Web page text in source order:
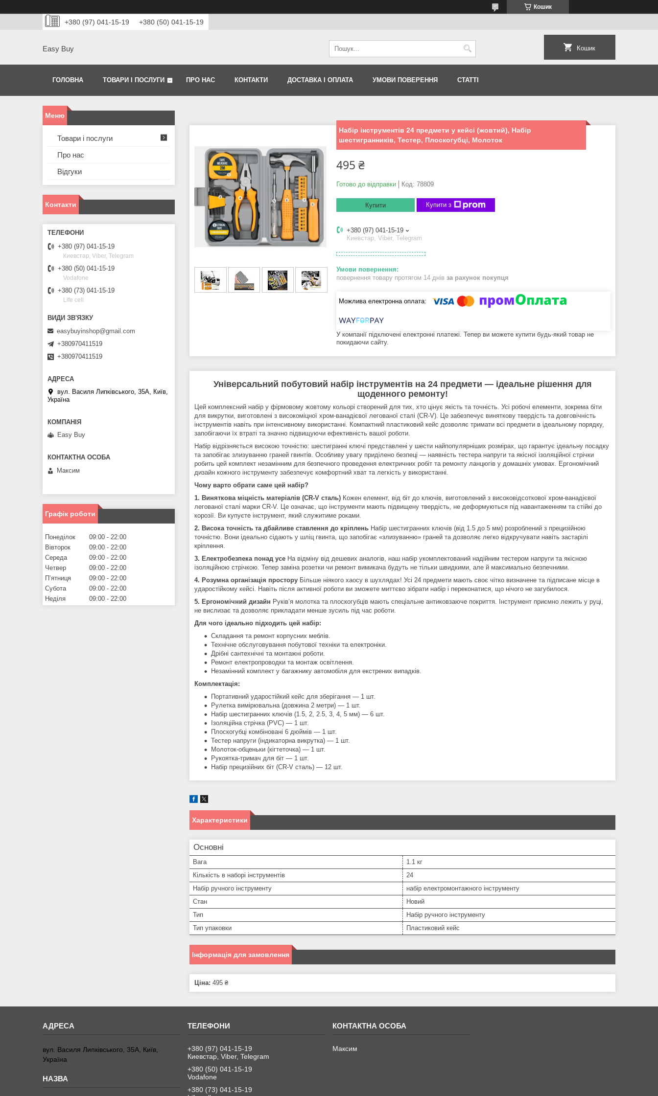
Кошик
+380 (97) 041-15-19 +380 (50) 041-15-19
Easy Buy Кошик
ГОЛОВНА ТОВАРИ І ПОСЛУГИ ПРО НАС КОНТАКТИ ДОСТАВКА І ОПЛАТА УМОВИ ПОВЕРЕННЯ СТАТТІ
Набір інструментів 24 предмети у кейсі (жовтий), Набір
шестигранників, Тестер, Плоскогубці, Молоток
495 ₴
Готово до відправки Код: 78809
Купити Купити з
+380 (97) 041-15-19
Киевстар, Viber, Telegram
повернення товару протягом 14 днів за рахунок покупця
У компанії підключені електронні платежі. Тепер ви можете купити будь-який товар не
покидаючи сайту.
Універсальний побутовий набір інструментів на 24 предмети — ідеальне рішення для
щоденного ремонту!
Цей комплексний набір у фірмовому жовтому кольорі створений для тих, хто цінує якість та точність. Усі робочі елементи, зокрема біти
для викрутки, виготовлені з високоміцної хром-ванадієвої легованої сталі (CR-V). Це забезпечує виняткову твердість та довговічність
інструментів навіть при інтенсивному використанні. Компактний пластиковий кейс дозволяє тримати всі предмети в ідеальному порядку,
запобігаючи їх втраті та значно підвищуючи ефективність вашої роботи.
Набір відрізняється високою точністю: шестигранні ключі представлені у шести найпопулярніших розмірах, що гарантує ідеальну посадку
та запобігає злизуванню граней гвинтів. Особливу увагу приділено безпеці — наявність тестера напруги та якісної ізоляційної стрічки
робить цей комплект незамінним для безпечного проведення електричних робіт та ремонту ланцюгів у домашніх умовах. Ергономічний
дизайн кожного інструменту забезпечує комфортний хват та легкість у використанні.
Чому варто обрати саме цей набір?
1. Виняткова міцність матеріалів (CR-V сталь) Кожен елемент, від біт до ключів, виготовлений з високовідсоткової хром-ванадієвої
легованої сталі марки CR-V. Це означає, що інструменти мають підвищену твердість, не деформуються під навантаженням та стійкі до
корозії. Ви купуєте інструмент, який служитиме роками.
2. Висока точність та дбайливе ставлення до кріплень Набір шестигранних ключів (від 1.5 до 5 мм) розроблений з прецизійною
точністю. Вони ідеально сідають у шліц гвинта, що запобігає «злизуванню» граней та дозволяє легко відкручувати навіть застарілі
кріплення.
3. Електробезпека понад усе На відміну від дешевих аналогів, наш набір укомплектований надійним тестером напруги та якісною
ізоляційною стрічкою. Тепер заміна розетки чи ремонт вимикача будуть не тільки швидкими, але й максимально безпечними.
4. Розумна організація простору Більше ніякого хаосу в шухлядах! Усі 24 предмети мають своє чітко визначене та підписане місце в
ударостійкому кейсі. Навіть після активної роботи ви зможете миттєво зібрати набір і переконатися, що нічого не загубилося.
5. Ергономічний дизайн Руків’я молотка та плоскогубців мають спеціальне антиковзаюче покриття. Інструмент приємно лежить у руці,
не вислизає та дозволяє прикладати менше зусиль під час роботи.
Для чого ідеально підходить цей набір:
Складання та ремонт корпусних меблів.
Технічне обслуговування побутової техніки та електроніки.
Дрібні сантехнічні та монтажні роботи.
Ремонт електропроводки та монтаж освітлення.
Незамінний комплект у багажнику автомобіля для екстрених випадків.
Комплектація:
Портативний ударостійкий кейс для зберігання — 1 шт.
Рулетка вимірювальна (довжина 2 метри) — 1 шт.
Набір шестигранних ключів (1.5, 2, 2.5, 3, 4, 5 мм) — 6 шт.
Ізоляційна стрічка (PVC) — 1 шт.
Плоскогубці комбіновані 6 дюймів — 1 шт.
Тестер напруги (індикаторна викрутка) — 1 шт.
Молоток-обценьки (кігтеточка) — 1 шт.
Рукоятка-тримач для біт — 1 шт.
Набір прецизійних біт (CR-V сталь) — 12 шт.
Характеристики
Основні
Вага
1.1 кг
Кількість в наборі інструментів
24
Набір ручного інструменту
набір електромонтажного інструменту
Стан
Новий
Тип
Набір ручного інструменту
Тип упаковки
Пластиковий кейс
Інформація для замовлення
Ціна: 495 ₴
Товари і послуги
Про нас
Відгуки
Контакти
+380 (97) 041-15-19
Киевстар, Viber, Telegram
+380 (50) 041-15-19
Vodafone
+380 (73) 041-15-19
Life cell
easybuyinshop@gmail.com
+380970411519
+380970411519
вул. Василя Липківського, 35А, Київ,
Україна
Easy Buy
Максим
Графік роботи
Понеділок 09:00
22:00
Вівторок
09:00
22:00
Середа
09:00
22:00
Четвер
09:00
22:00
Пʼятниця
09:00
22:00
Субота
09:00
22:00
Неділя
09:00 22:00
вул. Василя Липківського, 35А, Київ,
Україна
+380 (97) 041-15-19
Киевстар, Viber, Telegram
+380 (50) 041-15-19
Vodafone
+380 (73) 041-15-19
Максим